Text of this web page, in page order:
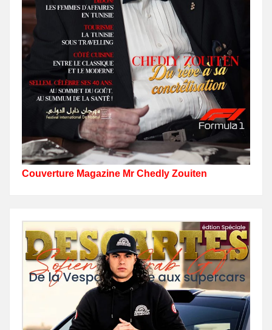
Couverture Magazine Mr Chedly Zouiten